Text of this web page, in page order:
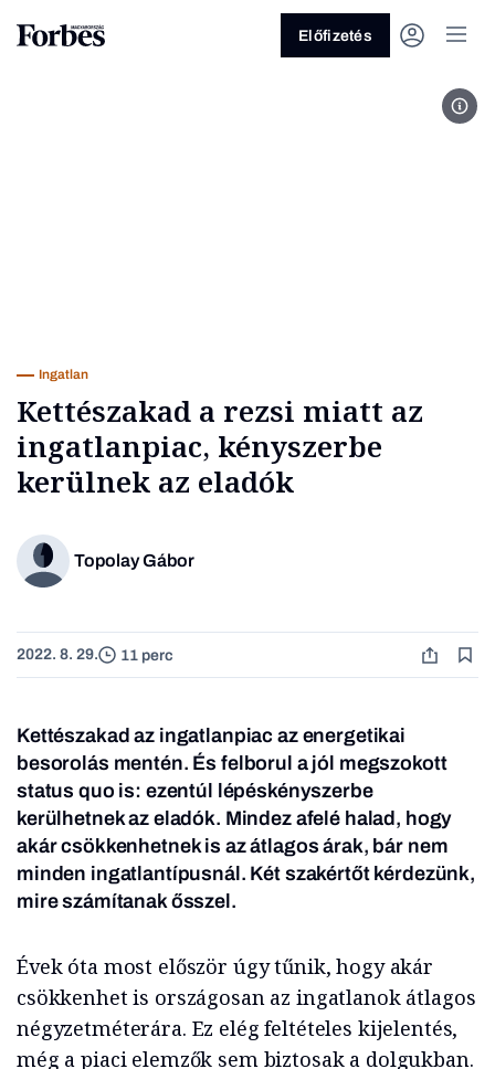
Előfizetés
Ingatlan
Kettészakad a rezsi miatt az
ingatlanpiac, kényszerbe
kerülnek az eladók
Topolay Gábor
2022. 8. 29. 11 perc
Kettészakad az ingatlanpiac az energetikai
besorolás mentén. És felborul a jól megszokott
status quo is: ezentúl lépéskényszerbe
kerülhetnek az eladók. Mindez afelé halad, hogy
akár csökkenhetnek is az átlagos árak, bár nem
minden ingatlantípusnál. Két szakértőt kérdezünk,
mire számítanak ősszel.
Évek óta most először úgy tűnik, hogy akár
csökkenhet is országosan az ingatlanok átlagos
négyzetméterára. Ez elég feltételes kijelentés,
még a piaci elemzők sem biztosak a dolgukban.